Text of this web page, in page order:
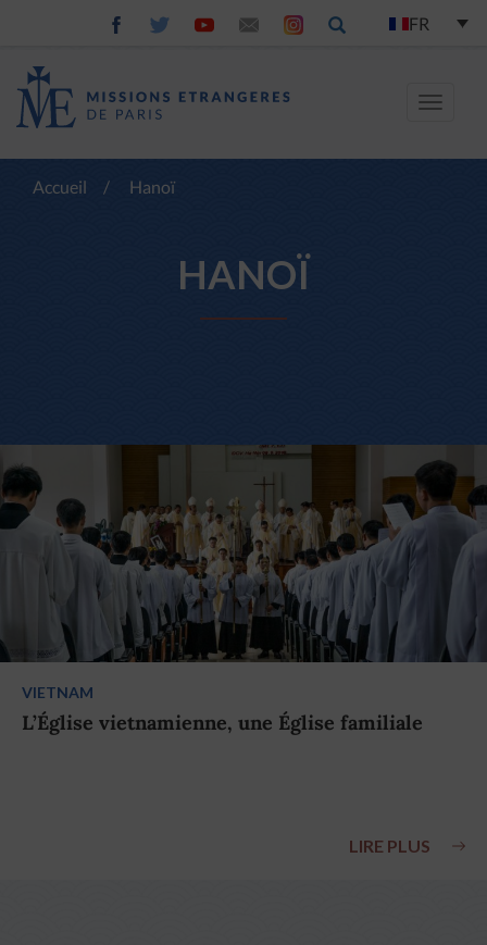
FR
Toggle
Accueil / Hanoï
HANOÏ
VIETNAM
L’Église vietnamienne, une Église familiale
LIRE PLUS